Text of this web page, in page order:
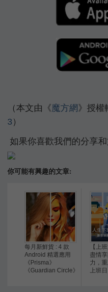
（本文由《 魔方網 》授權
3 ）
如果你喜歡我們的分享
你可能有興趣的文章:
每月新鮮貨 : 4 款
Android 精選應用
《Prisma》
《Guardian Circle》
【上
盡情
力，
上班